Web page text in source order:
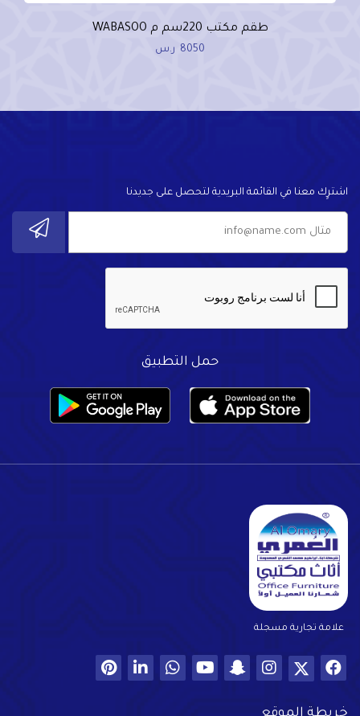
طقم مكتب 220سم م WABASOO
8050 ر.س
اشترٍك معنا في القائمة البريدية لتحصل على جديدنا
حمل التطبيق
علامة تجارية مسجلة